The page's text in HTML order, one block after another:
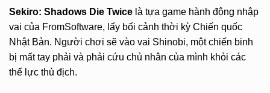
Sekiro: Shadows Die Twice là tựa game hành động nhập
vai của FromSoftware, lấy bối cảnh thời kỳ Chiến quốc
Nhật Bản. Người chơi sẽ vào vai Shinobi, một chiến binh
bị mất tay phải và phải cứu chủ nhân của mình khỏi các
thế lực thù địch.